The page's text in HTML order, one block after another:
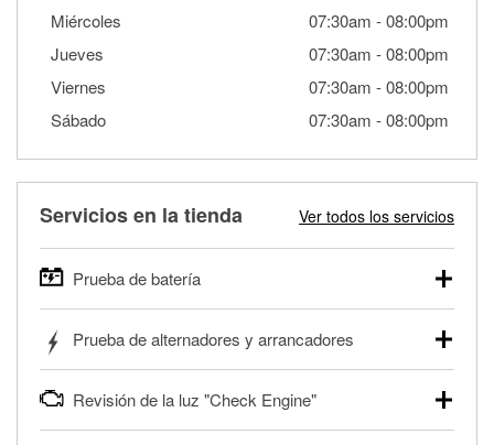
Miércoles
07:30am -08:00pm
Jueves
07:30am -08:00pm
Viernes
07:30am -08:00pm
Sábado
07:30am -08:00pm
Servicios en la tienda Ver todos los servicios
Prueba de batería
autos, camionetas, SUVs, vehículos comerciales y
pesados, y para deportes motorizados. Las baterías
pueden probarse dentro o fuera del vehículo y cargarse en
la tienda si es necesario. Si necesitas una batería nueva,
uno de nuestros profesionales te ayudará a encontrar la
Prueba de alternadores y arrancadores
motor de arranque o alternador. Lleva tu vehículo a tu
Revisión de la luz "Check Engine"